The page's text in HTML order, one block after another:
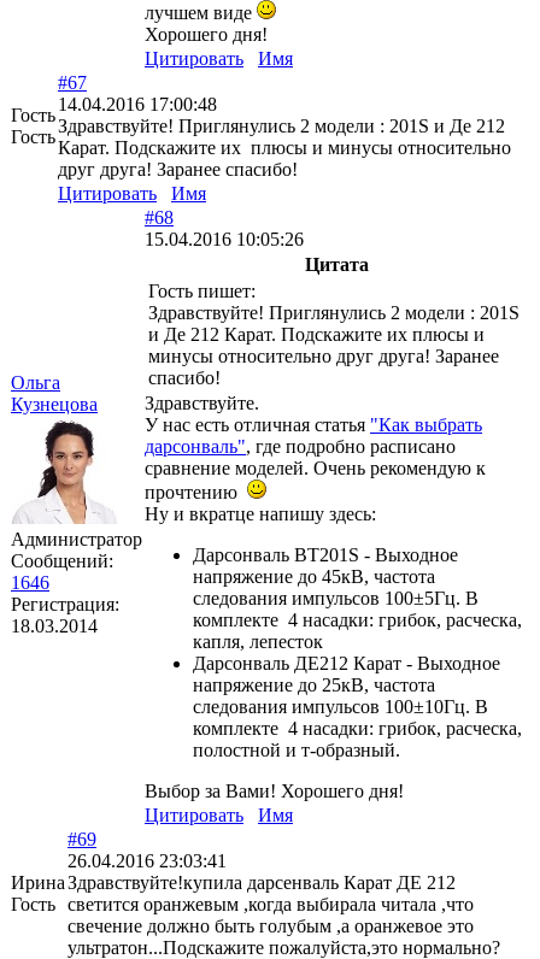
лучшем виде
Хорошего дня!
Цитировать
Имя
Гость
Гость
#67
14.04.2016 17:00:48
Здравствуйте! Приглянулись 2 модели : 201S и Де 212
Карат. Подскажите их плюсы и минусы относительно
друг друга! Заранее спасибо!
Цитировать
Имя
Ольга
Кузнецова
Администратор
Сообщений:
1646
Регистрация:
18.03.2014
#68
15.04.2016 10:05:26
Цитата
Гость пишет:
Здравствуйте! Приглянулись 2 модели : 201S
и Де 212 Карат. Подскажите их плюсы и
минусы относительно друг друга! Заранее
спасибо!
Здравствуйте.
У нас есть отличная статья "Как выбрать
дарсонваль", где подробно расписано
сравнение моделей. Очень рекомендую к
прочтению
Ну и вкратце напишу здесь:
Дарсонваль BT201S - Выходное
напряжение до 45кВ, частота
следования импульсов 100±5Гц. В
комплекте 4 насадки: грибок, расческа,
капля, лепесток
Дарсонваль ДЕ212 Карат - Выходное
напряжение до 25кВ, частота
следования импульсов 100±10Гц. В
комплекте 4 насадки: грибок, расческа,
полостной и т-образный.
Выбор за Вами! Хорошего дня!
Цитировать
Имя
Ирина
Гость
#69
26.04.2016 23:03:41
Здравствуйте!купила дарсенваль Карат ДЕ 212
светится оранжевым ,когда выбирала читала ,что
свечение должно быть голубым ,а оранжевое это
ультратон...Подскажите пожалуйста,это нормально?